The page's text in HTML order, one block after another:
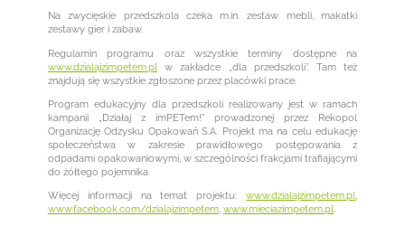
Na zwycięskie przedszkola czeka m.in. zestaw mebli, makatki
zestawy gier i zabaw.
Regulamin programu oraz wszystkie terminy dostępne na
www.dzialajzimpetem.pl w zakładce „dla przedszkoli”. Tam też
znajdują się wszystkie zgłoszone przez placówki prace.
Program edukacyjny dla przedszkoli realizowany jest w ramach
kampanii „Działaj z imPETem!” prowadzonej przez Rekopol
Organizację Odzysku Opakowań S.A. Projekt ma na celu edukację
społeczeństwa w zakresie prawidłowego postępowania z
odpadami opakowaniowymi, w szczególności frakcjami trafiającymi
do żółtego pojemnika.
Więcej informacji na temat projektu:www.dzialajzimpetem.pl,
www.facebook.com/dzialajzimpetem, www.mieciazimpetem.pl.